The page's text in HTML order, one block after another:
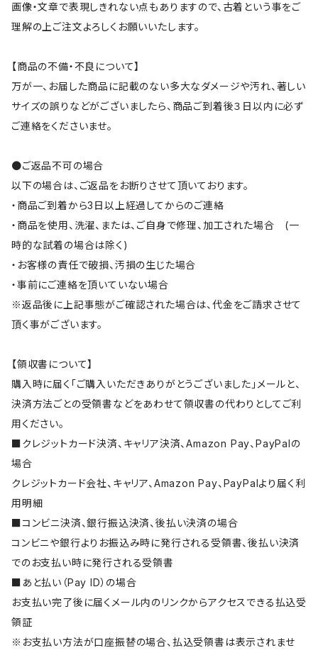
画像・文章で表現しきれない点もありますので、古着という事をご
理解の上ご注文よろしくお願いいたします。
【商品の不備・不良について】
万が一、お届した商品に記載のない多大なダメージや汚れ、著しい
サイズの誤りなどがございましたら、商品ご到着後３日以内に必ず
ご連絡をくださいませ。
●ご返品不可の場合
以下の場合は、ご返品をお断りさせて頂いております。
・商品ご到着から3日以上経過してからのご連絡
・商品を使用、洗濯、または、ご自身で修理、加工された場合 (一
時的な試着の場合は除く)
・お客様の責任で破損、汚損の生じた場合
・事前にご連絡を頂いていない場合
※返品後に上記事態がご確認された場合は、代金をご請求させて
頂く事がございます。
【領収書について】
購入時に届く「ご購入いただきありがとうございました」メールと、
決済方法ごとの受領書などをあわせて領収書の代わりとしてご利
用ください。
■クレジットカード決済、キャリア決済、Amazon Pay、PayPalの
場合
クレジットカード会社、キャリア、Amazon Pay、PayPalより届く利
用明細
■コンビニ決済、銀行振込決済、後払い決済の場合
コンビニや銀行よりお振込み時に発行される受領書、後払い決済
でのお支払い時に発行される受領書
■あと払い（Pay ID）の場合
お支払い完了後に届くメール内のリンクからアクセスできる払込受
領証
※お支払い方法が口座振替の場合、払込受領書は表示されませ